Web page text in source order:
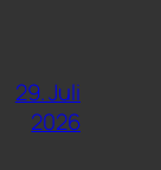
29. Juli
2026